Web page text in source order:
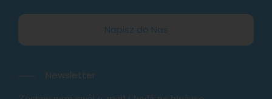
Napisz do Nas
Newsletter